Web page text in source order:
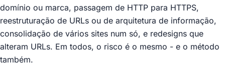
domínio ou marca, passagem de HTTP para HTTPS,
reestruturação de URLs ou de arquitetura de informação,
consolidação de vários sites num só, e redesigns que
alteram URLs. Em todos, o risco é o mesmo - e o método
também.